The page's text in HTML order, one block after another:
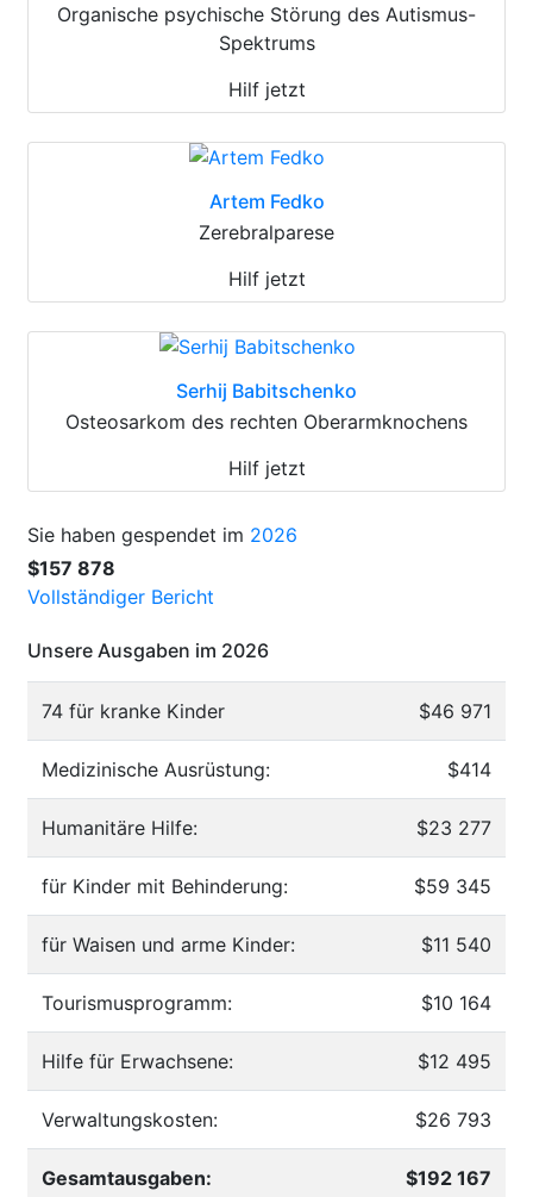
Organische psychische Störung des Autismus-
Spektrums
Hilf jetzt
Artem Fedko
Zerebralparese
Hilf jetzt
Serhij Babitschenko
Osteosarkom des rechten Oberarmknochens
Hilf jetzt
Sie haben gespendet im 2026
$157 878
Vollständiger Bericht
Unsere Ausgaben im 2026
74 für kranke Kinder $46 971
Medizinische Ausrüstung: $414
Humanitäre Hilfe: $23 277
für Kinder mit Behinderung: $59 345
für Waisen und arme Kinder: $11 540
Tourismusprogramm: $10 164
Hilfe für Erwachsene: $12 495
Verwaltungskosten: $26 793
Gesamtausgaben: $192 167